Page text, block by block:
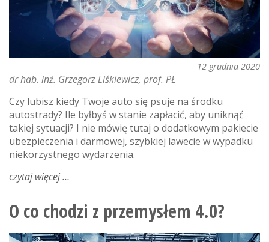
12 grudnia 2020
dr hab. inż. Grzegorz Liśkiewicz, prof. PŁ
Czy lubisz kiedy Twoje auto się psuje na środku
autostrady? Ile byłbyś w stanie zapłacić, aby uniknąć
takiej sytuacji? I nie mówię tutaj o dodatkowym pakiecie
ubezpieczenia i darmowej, szybkiej lawecie w wypadku
niekorzystnego wydarzenia.
czytaj więcejo
maintenance
–
O co chodzi z przemysłem 4.0?